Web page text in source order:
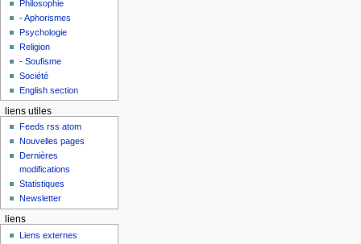
Philosophie
- Aphorismes
Psychologie
Religion
- Soufisme
Société
English section
liens utiles
Feeds rss atom
Nouvelles pages
Dernières
modifications
Statistiques
Newsletter
liens
Liens externes